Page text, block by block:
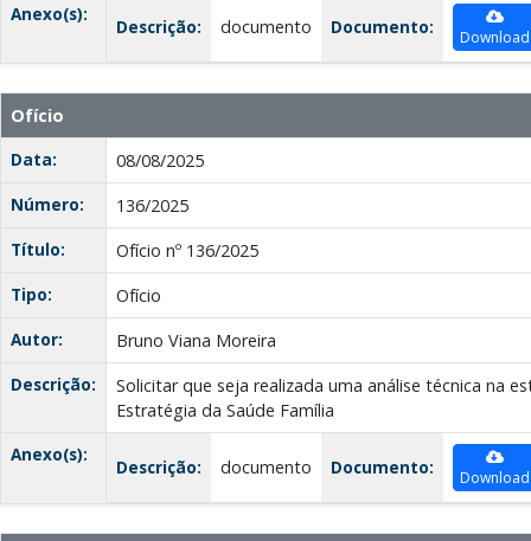
Anexo(s):
Descrição: documento Documento: Download
Ofício
Data:
08/08/2025
Número:
136/2025
Título:
Ofício nº 136/2025
Tipo:
Ofício
Autor:
Bruno Viana Moreira
Descrição:
Solicitar que seja realizada uma análise técnica na
Estratégia da Saúde Família
Anexo(s):
Descrição: documento Documento: Download